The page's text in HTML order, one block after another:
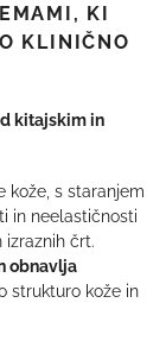
KI
KLINIČNO
kitajskim in
kože, s staranjem
in neelastičnosti
izraznih črt.
obnavlja
strukturo kože in